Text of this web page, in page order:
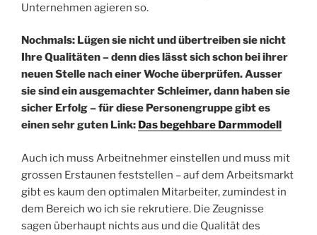
Unternehmen agieren so.
Nochmals: Lügen sie nicht und übertreiben sie nicht
Ihre Qualitäten – denn dies lässt sich schon bei ihrer
neuen Stelle nach einer Woche überprüfen. Ausser
sie sind ein ausgemachter Schleimer, dann haben sie
sicher Erfolg – für diese Personengruppe gibt es
einen sehr guten Link: Das begehbare Darmmodell
Auch ich muss Arbeitnehmer einstellen und muss mit
grossen Erstaunen feststellen – auf dem Arbeitsmarkt
gibt es kaum den optimalen Mitarbeiter, zumindest in
dem Bereich wo ich sie rekrutiere. Die Zeugnisse
sagen überhaupt nichts aus und die Qualität des